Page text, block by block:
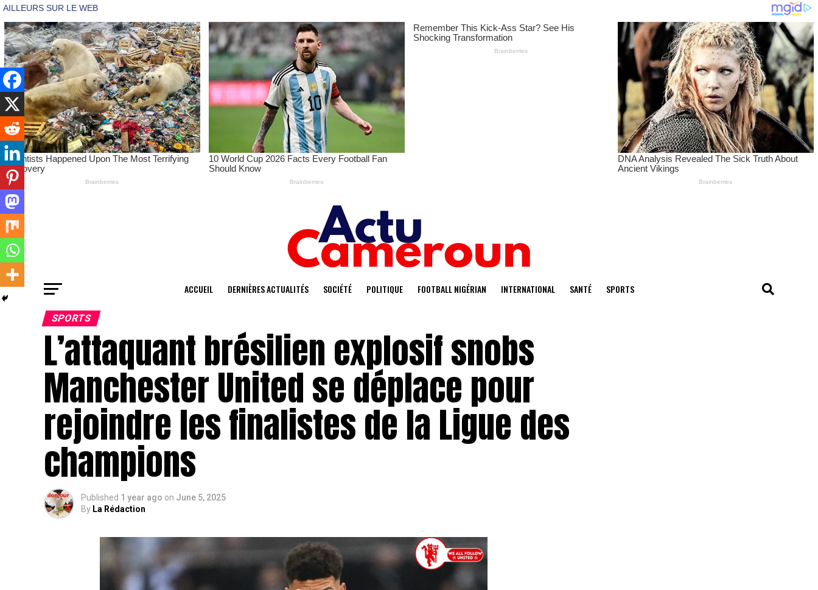
ACCUEIL DERNIÈRES ACTUALITÉS SOCIÉTÉ POLITIQUE FOOTBALL NIGÉRIAN INTERNATIONAL SANTÉ SPORTS
SPORTS
L’attaquant brésilien explosif snobs
Manchester United se déplace pour
rejoindre les finalistes de la Ligue des
champions
Published 1 year ago on June 5, 2025
By La Rédaction